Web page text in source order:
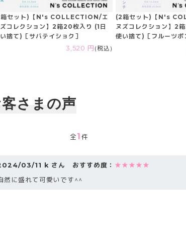
セット)【N's COLLECTION/エ
コレクション】2箱20枚入り (1日
捨て)［サバテイショク］
3,520 円 (税込)
(2箱セット)【N's
ヌズコレクション】2
使い捨て)［フルーツポ
さまの声
全 1件
03/11 k さん おすすめ度： ★★★★★
然に盛れて可愛いです^^